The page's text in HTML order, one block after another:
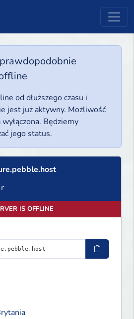
od dłuższego czasu i
jest już aktywny. Możliwość
Będziemy
jego status.
IS OFFLINE